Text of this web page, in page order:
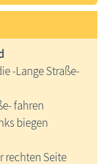
-Lange Straße-
fahren
biegen
rechten Seite